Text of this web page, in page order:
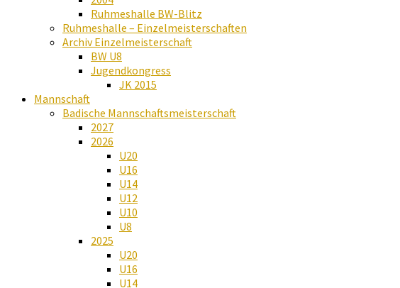
Ruhmeshalle BW-Blitz
Ruhmeshalle – Einzelmeisterschaften
Archiv Einzelmeisterschaft
BW U8
Jugendkongress
JK 2015
Mannschaft
Badische Mannschaftsmeisterschaft
2027
2026
U20
U16
U14
U12
U10
U8
2025
U20
U16
U14